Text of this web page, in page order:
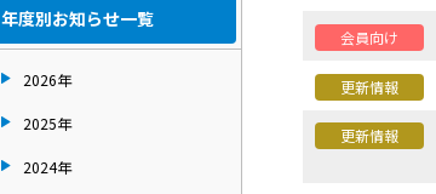
年度別お知らせ一覧
2026年
2025年
2024年
会員向け
更新情報
更新情報